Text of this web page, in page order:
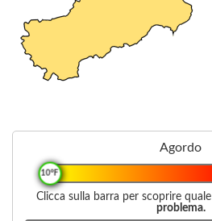
Agordo
10°F
Clicca sulla barra per scoprire quale
problema.